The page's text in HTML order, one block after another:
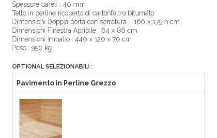
Spessore pareti : 40 mm
Tetto in perline ricoperto di cartonfeltro bitumato
Dimensioni Doppia porta con serratura : 166 x 179 h cm
Dimensioni Finestra Apribile : 64 x 86 cm
Dimensioni Imballo : 440 x 120 x 70 cm
Peso : 950 kg
OPTIONAL SELEZIONABILI :
Pavimento in Perline Grezzo